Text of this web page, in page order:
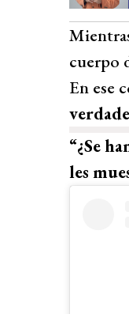
cuerpo
En ese
“¿Se
les